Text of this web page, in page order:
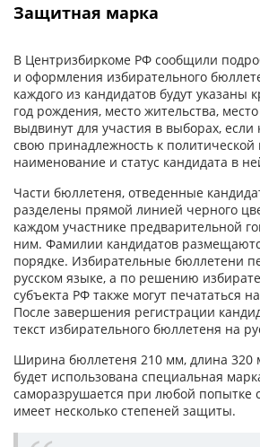
Защитная марка
В Центризбиркоме РФ сообщили
и оформления избирательного
каждого из кандидатов будут указаны
год рождения, место жительства,
выдвинут для участия в выборах, если
свою принадлежность к политической
наименование и статус кандидата в
Части бюллетеня, отведенные
разделены прямой линией черного
каждом участнике предварительной
ним. Фамилии кандидатов
порядке. Избирательные бюллетени
русском языке, а по решению
субъекта РФ также могут печататься
После завершения регистрации
текст избирательного бюллетеня на
Ширина бюллетеня 210 мм, длина 320
будет использована специальная
саморазрушается при любой попытке
имеет несколько степеней защиты.